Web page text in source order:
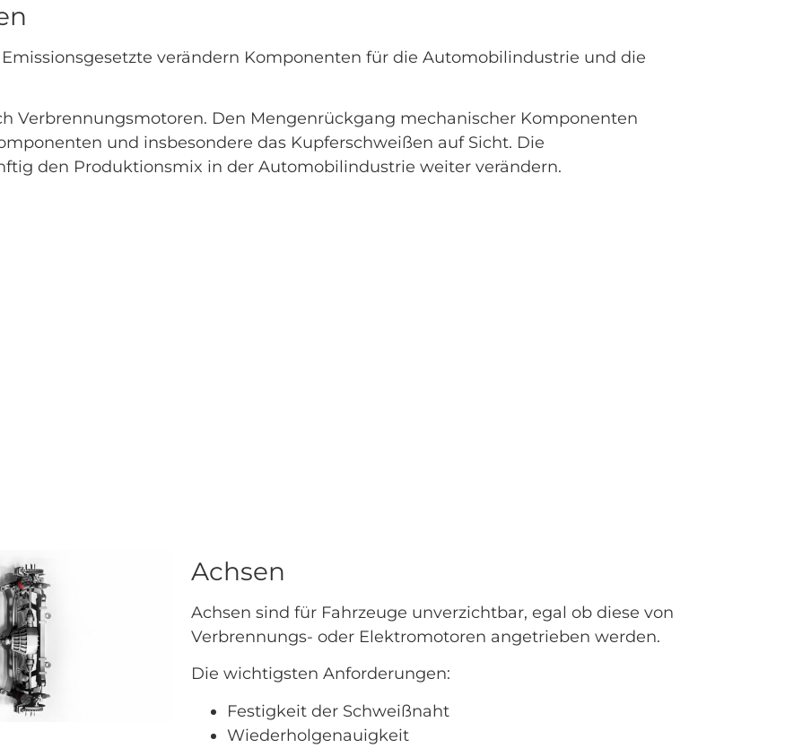
verändern Komponenten für die Automobilindustrie und die
Verbrennungsmotoren. Den Mengenrückgang mechanischer Komponenten
und insbesondere das Kupferschweißen auf Sicht. Die
den Produktionsmix in der Automobilindustrie weiter verändern.
Achsen
Achsen sind für Fahrzeuge unverzichtbar, egal ob diese von
Verbrennungs- oder Elektromotoren angetrieben werden.
Die wichtigsten Anforderungen:
Festigkeit der Schweißnaht
Wiederholgenauigkeit